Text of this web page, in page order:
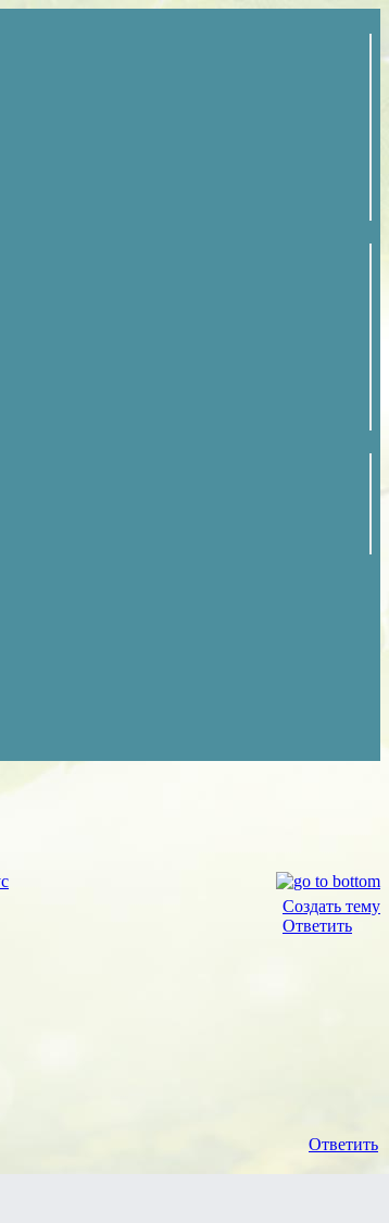
Создать тему
Ответить
Ответить